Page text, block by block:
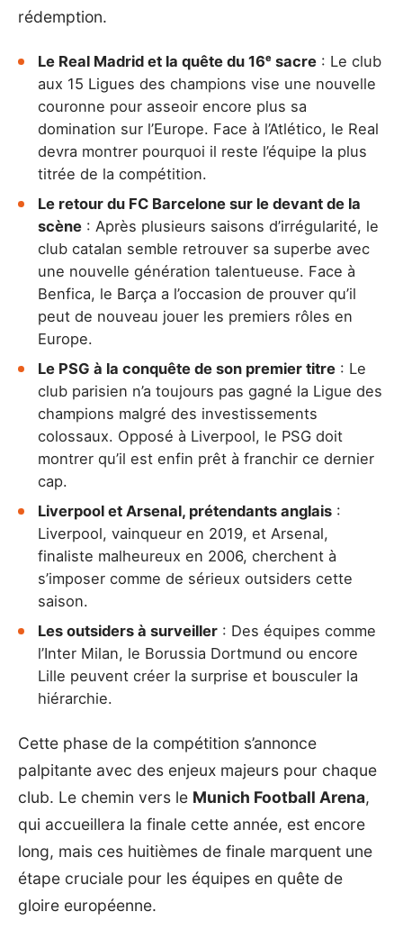
rédemption.
Le Real Madrid et la quête du 16ᵉ sacre : Le club
aux 15 Ligues des champions vise une nouvelle
couronne pour asseoir encore plus sa
domination sur l’Europe. Face à l’Atlético, le Real
devra montrer pourquoi il reste l’équipe la plus
titrée de la compétition.
Le retour du FC Barcelone sur le devant de la
scène : Après plusieurs saisons d’irrégularité, le
club catalan semble retrouver sa superbe avec
une nouvelle génération talentueuse. Face à
Benfica, le Barça a l’occasion de prouver qu’il
peut de nouveau jouer les premiers rôles en
Europe.
Le PSG à la conquête de son premier titre : Le
club parisien n’a toujours pas gagné la Ligue des
champions malgré des investissements
colossaux. Opposé à Liverpool, le PSG doit
montrer qu’il est enfin prêt à franchir ce dernier
cap.
Liverpool et Arsenal, prétendants anglais :
Liverpool, vainqueur en 2019, et Arsenal,
finaliste malheureux en 2006, cherchent à
s’imposer comme de sérieux outsiders cette
saison.
Les outsiders à surveiller : Des équipes comme
l’Inter Milan, le Borussia Dortmund ou encore
Lille peuvent créer la surprise et bousculer la
hiérarchie.
Cette phase de la compétition s’annonce
palpitante avec des enjeux majeurs pour chaque
club. Le chemin vers le Munich Football Arena,
qui accueillera la finale cette année, est encore
long, mais ces huitièmes de finale marquent une
étape cruciale pour les équipes en quête de
gloire européenne.